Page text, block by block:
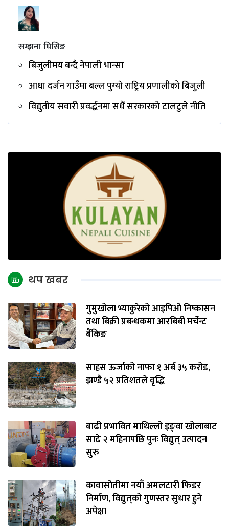
सम्झना घिसिङ
बिजुलीमय बन्दै नेपाली भान्सा
आधा दर्जन गाउँमा बल्ल पुग्याे राष्ट्रिय प्रणालीको बिजुली
विद्युतीय सवारी प्रवर्द्धनमा सधैं सरकारको टालटुले नीति
थप खबर
गुमुखोला भ्याकुरेको आइपिओ निष्कासन
तथा बिक्री प्रबन्धकमा आरबिबी मर्चेन्ट
बैंकिङ
साहस ऊर्जाको नाफा १ अर्ब ३५ करोड,
झण्डै ५२ प्रतिशतले वृद्धि
बाढी प्रभावित माथिल्लो इङ्‌वा खोलाबाट
साढे २ महिनापछि पुनः विद्युत् उत्पादन
सुरु
कावासोतीमा नयाँ अमलटारी फिडर
निर्माण, विद्युत्‌को गुणस्तर सुधार हुने
अपेक्षा